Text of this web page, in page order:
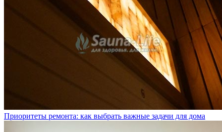
Приоритеты ремонта: как выбрать важные задачи для дома